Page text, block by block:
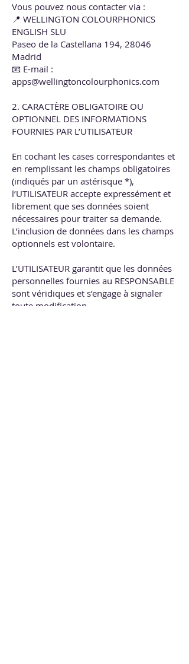
Vous pouvez nous contacter via :
📍 WELLINGTON COLOURPHONICS
ENGLISH SLU
Paseo de la Castellana 194, 28046
Madrid
📧 E-mail :
apps@wellingtoncolourphonics.com
2. CARACTÈRE OBLIGATOIRE OU
OPTIONNEL DES INFORMATIONS
FOURNIES PAR L’UTILISATEUR
En cochant les cases correspondantes et
en remplissant les champs obligatoires
(indiqués par un astérisque *),
l’UTILISATEUR accepte expressément et
librement que ses données soient
nécessaires pour traiter sa demande.
L’inclusion de données dans les champs
optionnels est volontaire.
L’UTILISATEUR garantit que les données
personnelles fournies au RESPONSABLE
sont véridiques et s’engage à signaler
toute modification.